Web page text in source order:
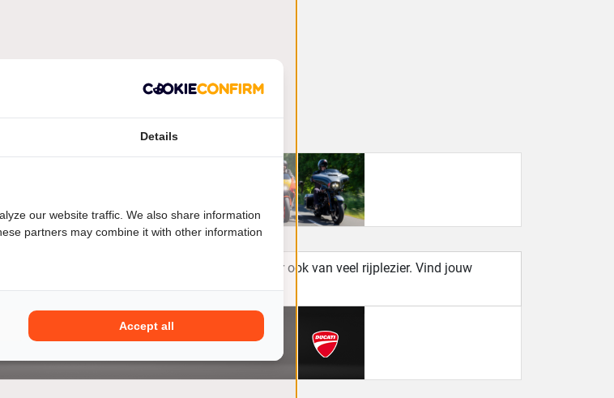
ben je niet alleen verzekerd van kwaliteit maar ook van veel rijplezier. Vind jouw
Details
our website traffic. We also share information
partners may combine it with other information
Accept all